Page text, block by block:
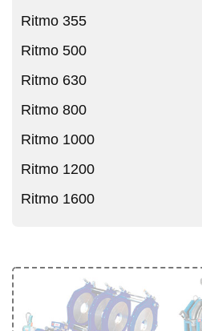
Ritmo 355
Ritmo 500
Ritmo 630
Ritmo 800
Ritmo 1000
Ritmo 1200
Ritmo 1600